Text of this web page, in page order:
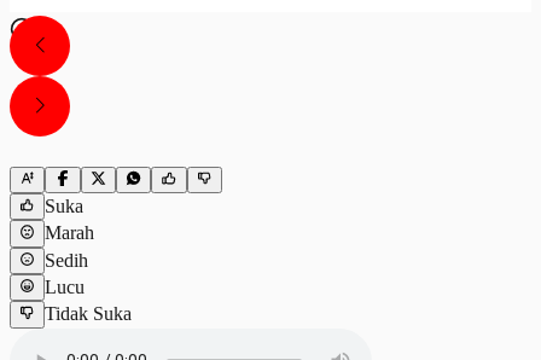
Suka
Marah
Sedih
Lucu
Tidak Suka